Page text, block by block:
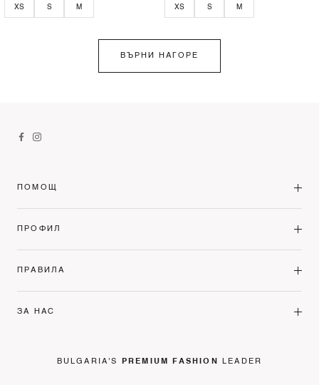
XS S M XS S M
ВЪРНИ НАГОРЕ
ПОМОЩ
ПРОФИЛ
ПРАВИЛА
ЗА НАС
BULGARIA'S PREMIUM FASHION LEADER